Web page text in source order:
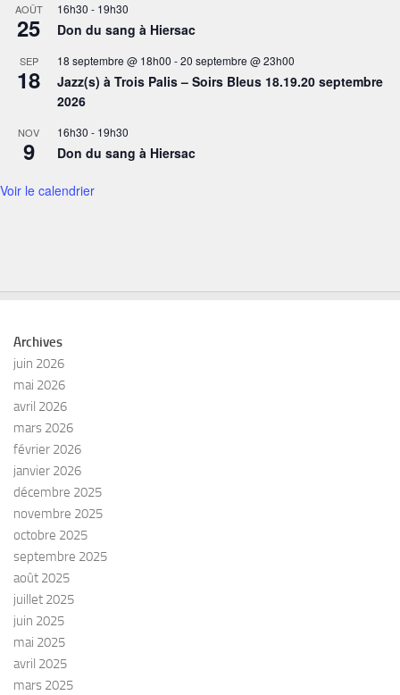
AOÛT
25
16h30 - 19h30
Don du sang à Hiersac
SEP
18
18 septembre @ 18h00 -20 septembre @ 23h00
Jazz(s) à Trois Palis – Soirs Bleus 18.19.20 septembre
2026
NOV
9
16h30 - 19h30
Don du sang à Hiersac
Voir le calendrier
Archives
juin 2026
mai 2026
avril 2026
mars 2026
février 2026
janvier 2026
décembre 2025
novembre 2025
octobre 2025
septembre 2025
août 2025
juillet 2025
juin 2025
mai 2025
avril 2025
mars 2025